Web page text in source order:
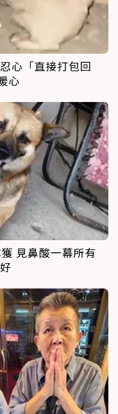
心「直接打包回
心
見鼻酸一幕所有